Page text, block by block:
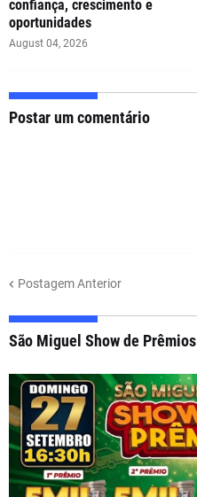
confiança, crescimento e
oportunidades
August 04, 2026
Postar um comentário
Postagem Anterior
São Miguel Show de Prêmios